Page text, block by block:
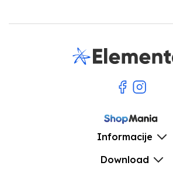
Informacije
Download